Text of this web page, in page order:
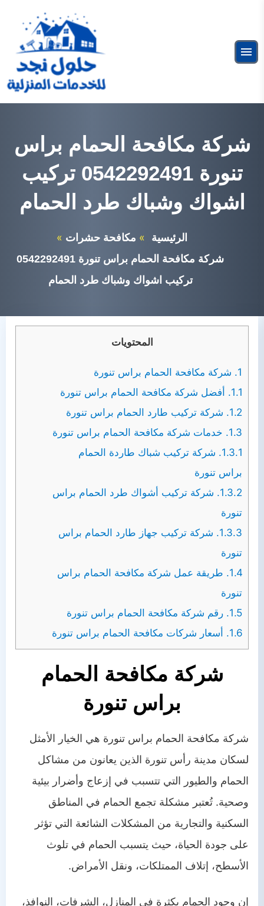
المحتوى
القائمة
البحث
شركة مكافحة الحمام براس
تنورة 0542292491 تركيب
اشواك وشباك طرد الحمام
الرئيسية
مكافحة حشرات
شركة مكافحة الحمام براس تنورة 0542292491
تركيب اشواك وشباك طرد الحمام
المحتويات
1. شركة مكافحة الحمام براس تنورة
1.1. أفضل شركة مكافحة الحمام براس تنورة
1.2. شركة تركيب طارد الحمام براس تنورة
1.3. خدمات شركة مكافحة الحمام براس تنورة
1.3.1. شركة تركيب شباك طاردة الحمام
براس تنورة
1.3.2. شركة تركيب أشواك طرد الحمام براس
تنورة
1.3.3. شركة تركيب جهاز طارد الحمام براس
تنورة
1.4. طريقة عمل شركة مكافحة الحمام براس
تنورة
1.5. رقم شركة مكافحة الحمام براس تنورة
1.6. أسعار شركات مكافحة الحمام براس تنورة
شركة مكافحة الحمام
براس تنورة
شركة مكافحة الحمام براس تنورة هي الخيار الأمثل
لسكان مدينة رأس تنورة الذين يعانون من مشاكل
الحمام والطيور التي تتسبب في إزعاج وأضرار بيئية
وصحية. تُعتبر مشكلة تجمع الحمام في المناطق
السكنية والتجارية من المشكلات الشائعة التي تؤثر
على جودة الحياة، حيث يتسبب الحمام في تلوث
الأسطح، إتلاف الممتلكات، ونقل الأمراض.
إن وجود الحمام بكثرة في المنازل، الشرفات، النوافذ،